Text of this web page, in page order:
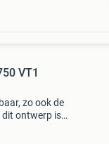
VT1
zo ook de
dit ontwerp is